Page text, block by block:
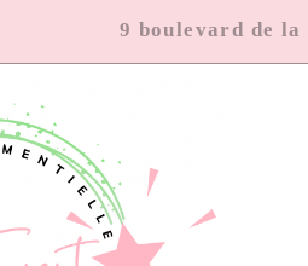
9 boulevard de la